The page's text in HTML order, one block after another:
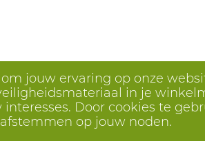
jouw ervaring op onze
in je
Door cookies te
op jouw noden.